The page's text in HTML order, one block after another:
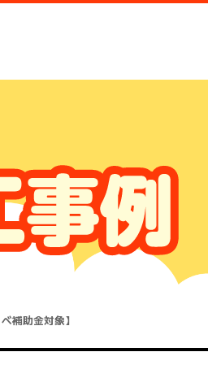
補助金対象】